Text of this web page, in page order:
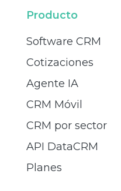
Producto
Software CRM
Cotizaciones
Agente IA
CRM Móvil
CRM por sector
API DataCRM
Planes